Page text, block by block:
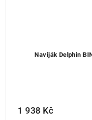
Naviják Delphin
1 938 Kč